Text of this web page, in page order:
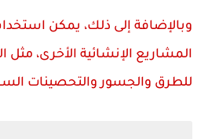
وبالإضافة إلى ذلك، يمكن
المشاريع الإنشائية الأخرى، مثل
للطرق والجسور والتحصينات